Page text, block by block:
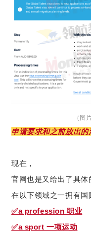
（图
申请要求和之前放出的
现在，
官网也是又给出了具
在以下领域之一拥有国
✅a profession 职业
✅a sport 一项运动